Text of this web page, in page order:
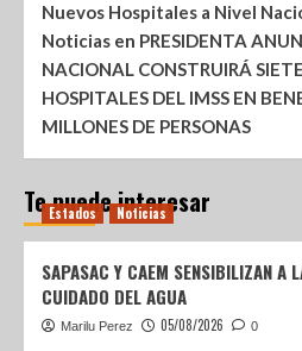
Nuevos Hospitales a Nivel
Noticias en PRESIDENTA
NACIONAL CONSTRUIRÁ
HOSPITALES DEL IMSS EN
MILLONES DE PERSONAS
Te puede interesar
Estados Noticias
SAPASAC Y CAEM SENSIBILIZAN A
CUIDADO DEL AGUA
Marilu Perez 05/08/2026 0